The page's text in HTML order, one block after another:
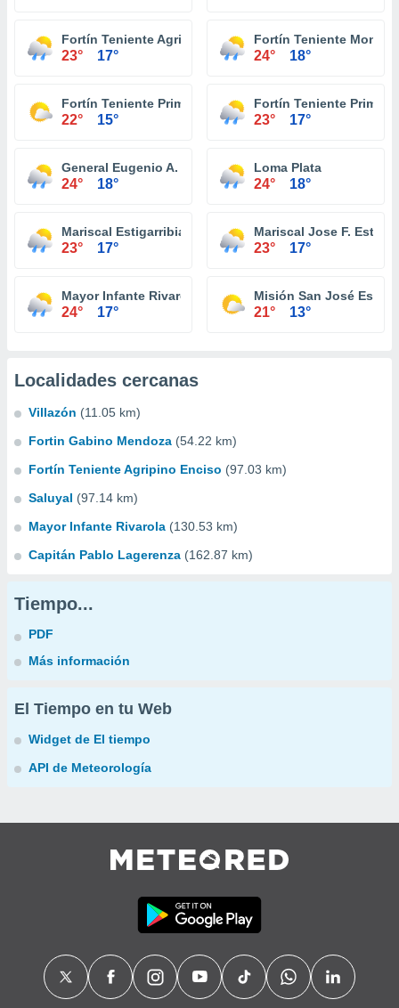
Fortín Teniente Agripino Enciso
23° 17°
Fortín Teniente
24° 18°
Fortín Teniente Primero Buenaventura
22° 15°
Fortín Teniente
23° 17°
General Eugenio A. Garay
24° 18°
Loma Plata
24° 18°
Mariscal Estigarribia
23° 17°
Mariscal Jose F.
23° 17°
Mayor Infante Rivarola
24° 17°
Misión San José Estero
21° 13°
Localidades cercanas
Villazón (11.05 km)
Fortin Gabino Mendoza (54.22 km)
Fortín Teniente Agripino Enciso (97.03 km)
Saluyal (97.14 km)
Mayor Infante Rivarola (130.53 km)
Capitán Pablo Lagerenza (162.87 km)
Tiempo...
PDF
Más información
El Tiempo en tu Web
Widget de El tiempo
API de Meteorología